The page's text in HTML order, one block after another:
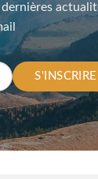
dernières
S'INSCRIRE